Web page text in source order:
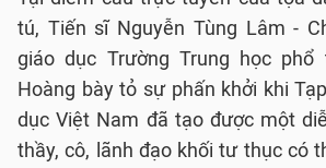
tú, Tiến sĩ Nguyễn Tùng Lâm -
giáo dục Trường Trung học phổ
Hoàng bày tỏ sự phấn khởi khi
dục Việt Nam đã tạo được một
thầy, cô, lãnh đạo khối tư thục có